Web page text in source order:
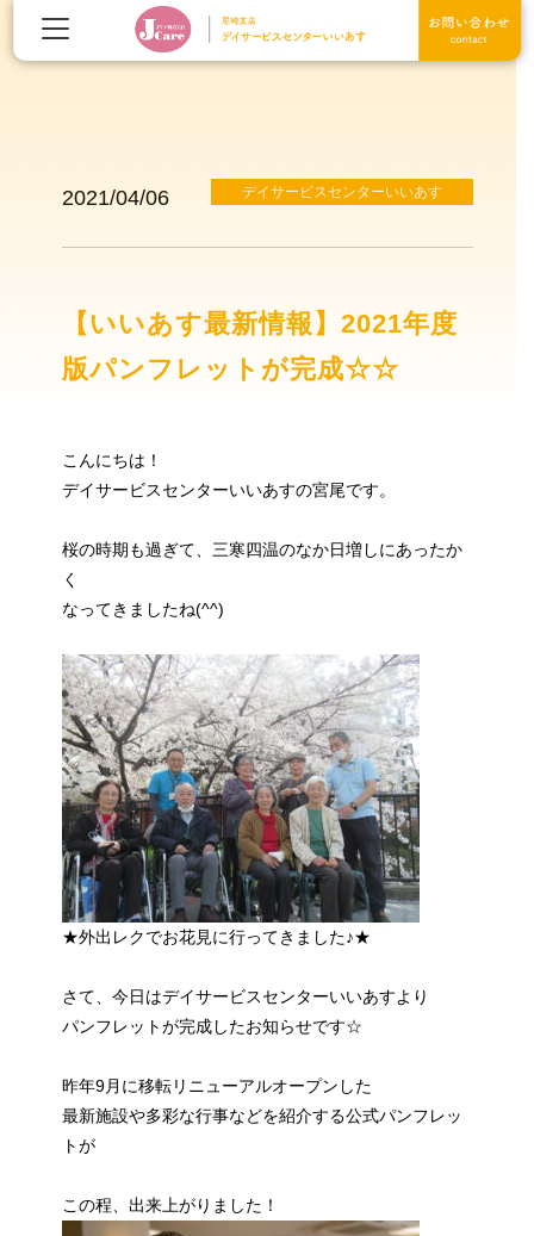
2021/04/06 デイサービスセンターいいあす
【いいあす最新情報】2021年度
版パンフレットが完成☆☆
こんにちは！
デイサービスセンターいいあすの宮尾です。
桜の時期も過ぎて、三寒四温のなか日増しにあったか
く
なってきましたね(^^)
★外出レクでお花見に行ってきました♪★
さて、今日はデイサービスセンターいいあすより
パンフレットが完成したお知らせです☆
昨年9月に移転リニューアルオープンした
最新施設や多彩な行事などを紹介する公式パンフレッ
トが
この程、出来上がりました！